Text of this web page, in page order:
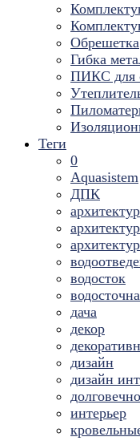
Обрешетка
Гибка
ПИКС для
Теги
0
Aquasistem
ДПК
водосток
дача
декор
дизайн
дизайн
интерьер